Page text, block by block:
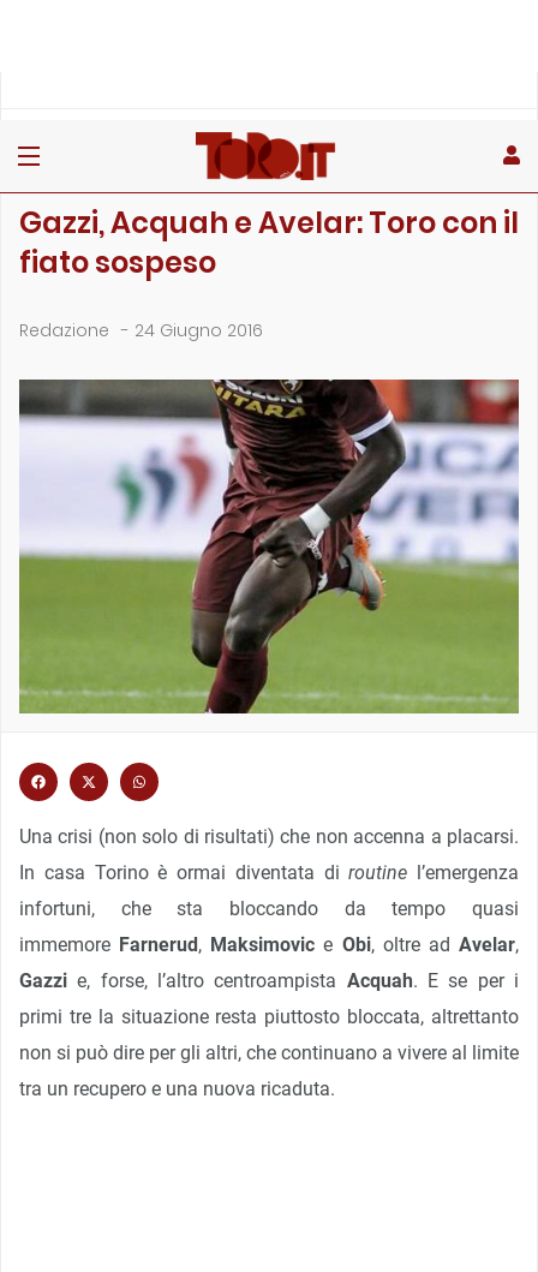
Gazzi, Acquah e Avelar: Toro con il
fiato sospeso
Redazione - 24 Giugno 2016
Una crisi (non solo di risultati) che non accenna a placarsi.
In casa Torino è ormai diventata diroutine l’emergenza
infortuni, che sta bloccando da tempo quasi
immemore Farnerud, Maksimovic e Obi, oltre adAvelar,
Gazzi e, forse, l’altro centroampista Acquah. E se per i
primi tre la situazione resta piuttosto bloccata, altrettanto
non si può dire per gli altri, che continuano a vivere al limite
tra un recupero e una nuova ricaduta.